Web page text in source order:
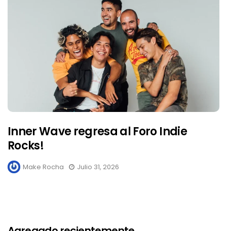
Inner Wave regresa al Foro Indie
Rocks!
Make Rocha Julio 31, 2026